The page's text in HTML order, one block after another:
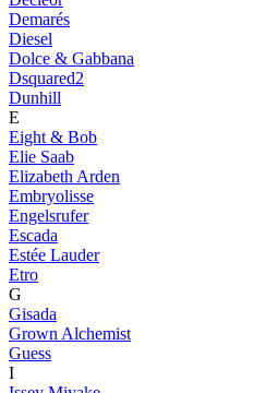
Demarés
Diesel
Dolce & Gabbana
Dsquared2
Dunhill
E
Eight & Bob
Elie Saab
Elizabeth Arden
Embryolisse
Engelsrufer
Escada
Estée Lauder
Etro
G
Gisada
Grown Alchemist
Guess
I